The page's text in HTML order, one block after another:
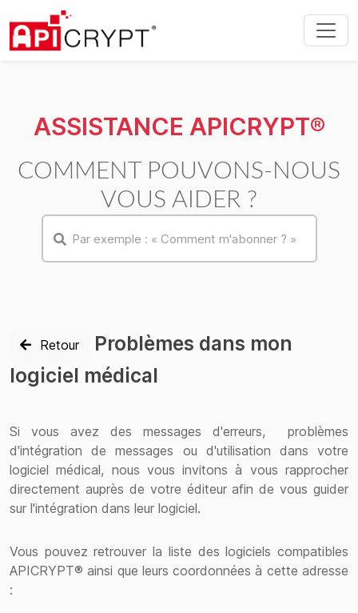
ASSISTANCE APICRYPT®
COMMENT POUVONS-NOUS
VOUS AIDER ?
Retour
Problèmes dans mon
logiciel médical
Si vous avez des messages d'erreurs, problèmes
d'intégration de messages ou d'utilisation dans votre
logiciel médical, nous vous invitons à vous rapprocher
directement auprès de votre éditeur afin de vous guider
sur l'intégration dans leur logiciel.
Vous pouvez retrouver la liste des logiciels compatibles
APICRYPT® ainsi que leurs coordonnées à cette adresse
: